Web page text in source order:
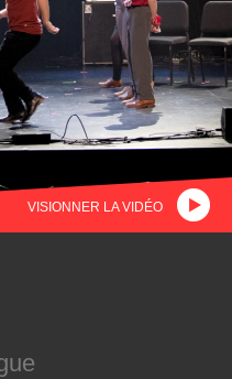
Salles
Connexion
À propos
Nouvelles
Corporatif
VISIONNER LA VIDÉO